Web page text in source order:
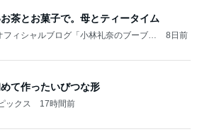
茶とお菓子で。母とティータイム
フィシャルブログ「小林礼奈のブーブー
8日前
て作ったいびつな形
ックス 17時間前